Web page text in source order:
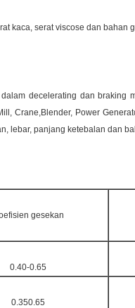
kaca, serat viscose dan bahan
decelerating dan braking
Crane,Blender, Power
lebar, panjang ketebalan dan
gesekan
0.40-0.65
0.350.65